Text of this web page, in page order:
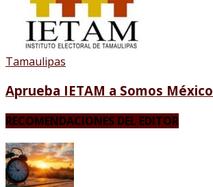
Tamaulipas
Aprueba IETAM a Somos México
RECOMENDACIONES DEL EDITOR